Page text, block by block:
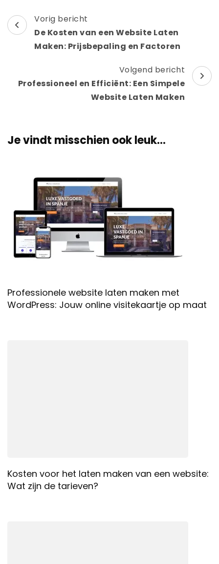
Berichtnavigatie
Vorig bericht
De Kosten van een Website Laten
Maken: Prijsbepaling en Factoren
Volgend bericht
Professioneel en Efficiënt: Een Simpele
Website Laten Maken
Je vindt misschien ook leuk...
Professionele website laten maken met
WordPress: Jouw online visitekaartje op maat
Kosten voor het laten maken van een website:
Wat zijn de tarieven?